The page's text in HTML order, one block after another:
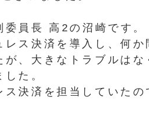
委員長 高2の沼崎です。
レス決済を導入し、何
が、大きなトラブルは
た。
ス決済を担当していた